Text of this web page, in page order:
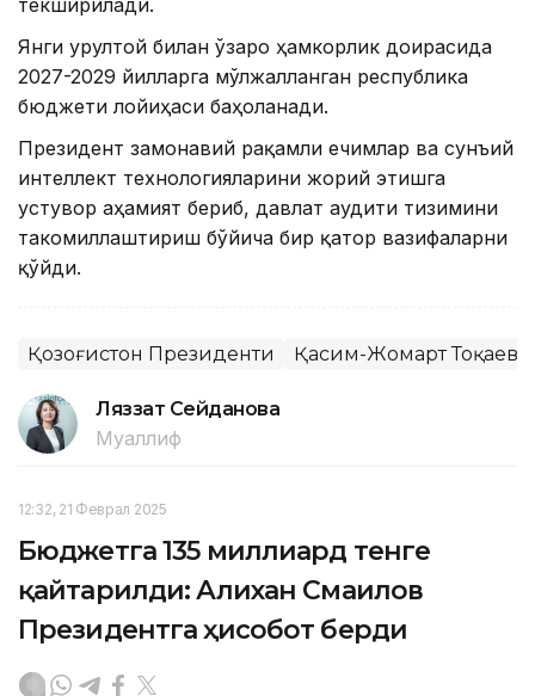
Янги Қурултой билан ўзаро ҳамкорлик доирасида
2027-2029 йилларга мўлжалланган республика
бюджети лойиҳаси баҳоланади.
Президент замонавий рақамли ечимлар ва сунъий
интеллект технологияларини жорий этишга
устувор аҳамият бериб, давлат аудити тизимини
такомиллаштириш бўйича бир қатор вазифаларни
қўйди.
Қозоғистон Президенти Қасим-Жомарт Тоқаев
Ляззат Сейданова
Муаллиф
12:32, 21 Феврал 2025
Бюджетга 135 миллиард тенге
қайтарилди: Алихан Смаилов
Президентга ҳисобот берди